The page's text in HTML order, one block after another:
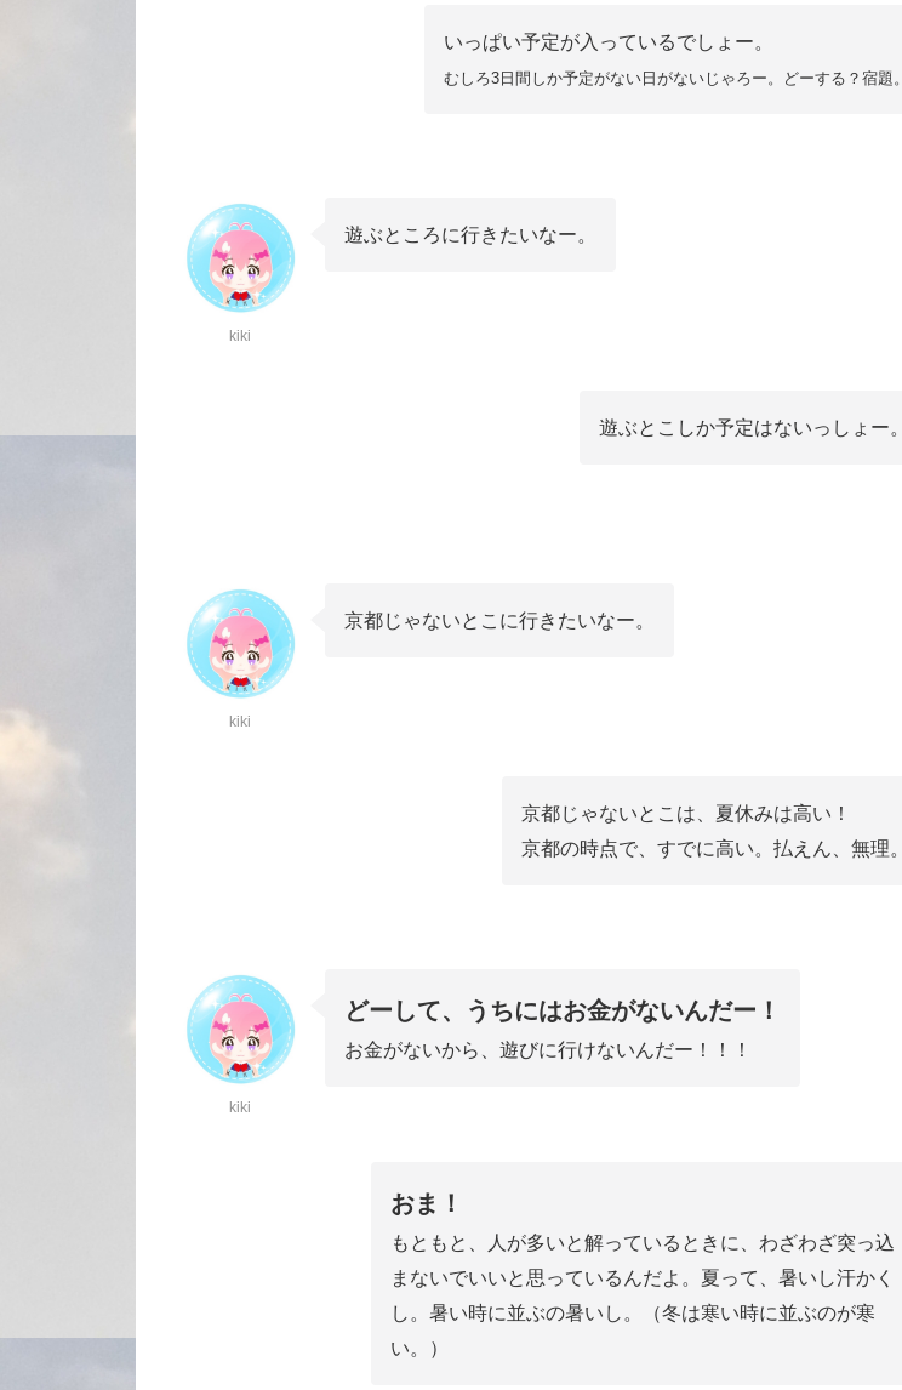
いっぱい予定が入っているでしょー。
むしろ3日間しか予定がない日がないじゃろー。 どーする？宿題。
kiki
遊ぶところに行きたいなー。
遊ぶとこしか予定はないっしょー。
kiki
京都じゃないとこに行きたいなー。
京都じゃないとこは、夏休みは高い！
京都の時点で、すでに高い。払えん、無理。
kiki
どーして、うちにはお金がないんだー！
お金がないから、遊びに行けないんだー！！！
おま！
もともと、人が多いと解っているときに、わざわざ突っ込
まないでいいと思っているんだよ。夏って、暑いし汗かく
し。暑い時に並ぶの暑いし。（冬は寒い時に並ぶのが寒
い。）